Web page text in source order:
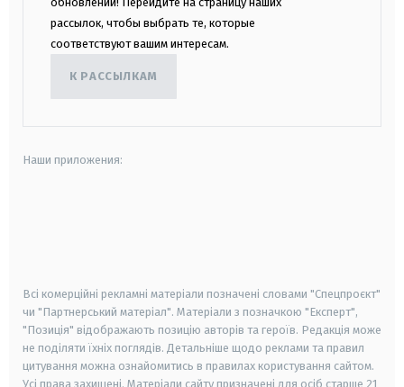
рассылок, чтобы выбрать те, которые
соответствуют вашим интересам.
К РАССЫЛКАМ
Наши приложения:
Всі комерційні рекламні матеріали позначені словами "Спецпроєкт"
чи "Партнерський матеріал". Матеріали з позначкою "Експерт",
"Позиція" відображають позицію авторів та героїв. Редакція може
не поділяти їхніх поглядів. Детальніше щодо реклами та правил
цитування можна ознайомитись в правилах користування сайтом.
Усі права захищені. Матеріали сайту призначені для осіб старше 21